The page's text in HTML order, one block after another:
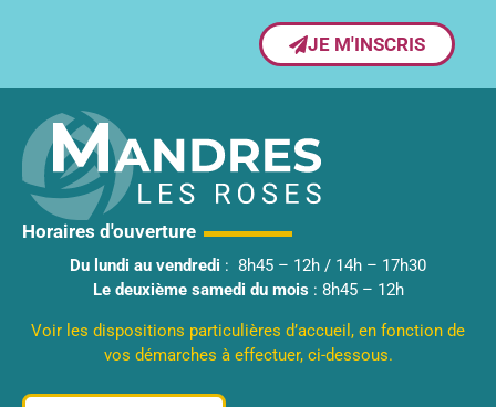
JE M'INSCRIS
Horaires d'ouverture
Du lundi au vendredi : 8h45 – 12h / 14h – 17h30
Le deuxième samedi du mois: 8h45 – 12h
Voir les dispositions particulières d’accueil, en fonction de
vos démarches à effectuer, ci-dessous.